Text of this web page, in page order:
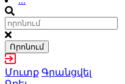
Որոնում
Մուտք Գրանցվել